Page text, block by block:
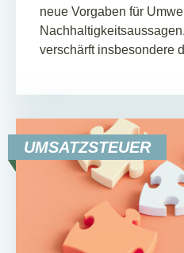
neue Vorgaben für
verschärft insbesondere
UMSATZSTEUER